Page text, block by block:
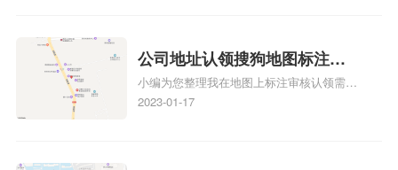
图标注服务中心面的存在。对于一些客户来
说，实体指路人地
公司地址认领搜狗地图标注多
久审核？公司地址认领地图标
注多久审核？
小编为您整理我在地图上标注审核认领需要
多久、我在地图上标注审核认领需要多久
2023-01-17